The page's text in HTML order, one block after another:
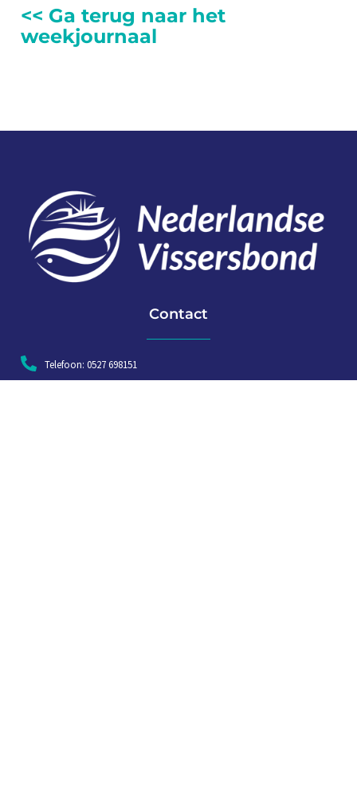
<< Ga terug naar het
weekjournaal
Contact
Telefoon: 0527 698151